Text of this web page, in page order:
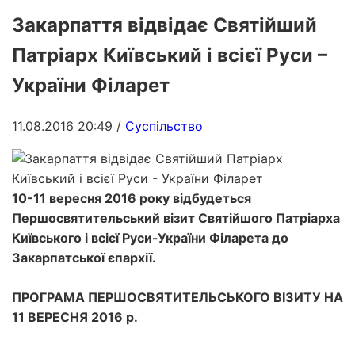
Закарпаття відвідає Святійший
Патріарх Київський і всієї Руси –
України Філарет
11.08.2016 20:49 / Суспільство
10-11 вересня 2016 року відбудеться
Першосвятительський візит Святійшого Патріарха
Київського і всієї Руси-України Філарета до
Закарпатської єпархії.
ПРОГРАМА ПЕРШОСВЯТИТЕЛЬСЬКОГО ВІЗИТУ НА
11 ВЕРЕСНЯ 2016 р.